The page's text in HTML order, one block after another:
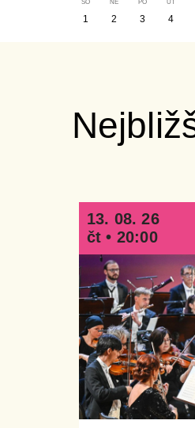
1 2 3 4
13. 08. 26
čt • 20:00